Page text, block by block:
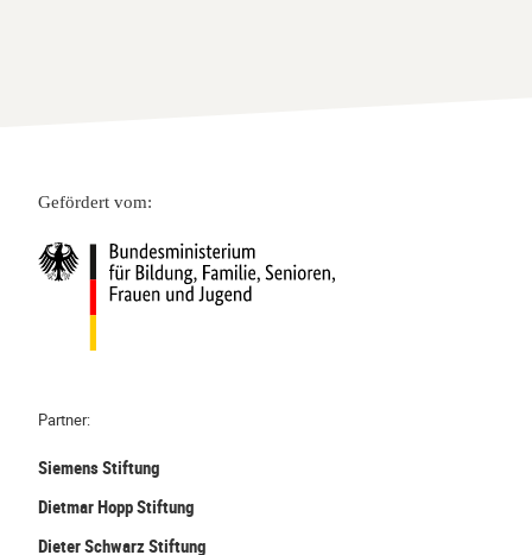
Gefördert vom:
Partner:
Siemens Stiftung
Dietmar Hopp Stiftung
Dieter Schwarz Stiftung